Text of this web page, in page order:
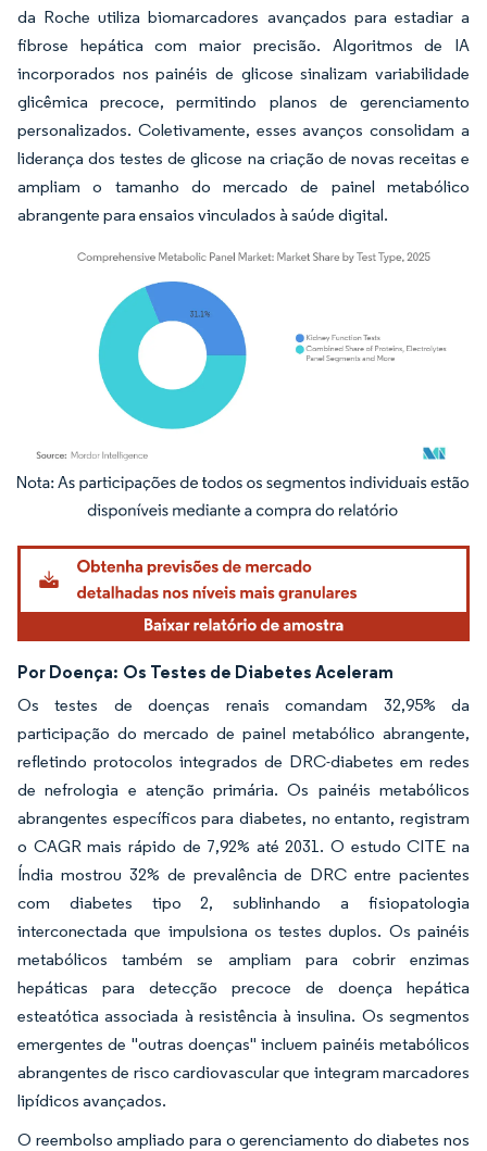
da Roche utiliza biomarcadores avançados para estadiar a
fibrose hepática com maior precisão. Algoritmos de IA
incorporados nos painéis de glicose sinalizam variabilidade
glicêmica precoce, permitindo planos de gerenciamento
personalizados. Coletivamente, esses avanços consolidam a
liderança dos testes de glicose na criação de novas receitas e
ampliam o tamanho do mercado de painel metabólico
abrangente para ensaios vinculados à saúde digital.
Imagem © Mordor Intelligence. O reuso requer atribuição conforme CC BY 4.0.
Por Doença: Os Testes de Diabetes Aceleram
Os testes de doenças renais comandam 32,95% da
participação do mercado de painel metabólico abrangente,
refletindo protocolos integrados de DRC-diabetes em redes
de nefrologia e atenção primária. Os painéis metabólicos
abrangentes específicos para diabetes, no entanto, registram
o CAGR mais rápido de 7,92% até 2031. O estudo CITE na
Índia mostrou 32% de prevalência de DRC entre pacientes
com diabetes tipo 2, sublinhando a fisiopatologia
interconectada que impulsiona os testes duplos. Os painéis
metabólicos também se ampliam para cobrir enzimas
hepáticas para detecção precoce de doença hepática
esteatótica associada à resistência à insulina. Os segmentos
emergentes de "outras doenças" incluem painéis metabólicos
abrangentes de risco cardiovascular que integram marcadores
lipídicos avançados.
O reembolso ampliado para o gerenciamento do diabetes nos